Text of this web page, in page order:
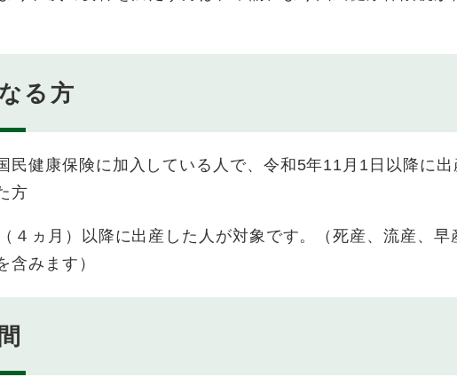
る方
健康保険に加入している人で、令和5年11月1日以降に出
方
４ヵ月）以降に出産した人が対象です。（死産、流産、早
含みます）